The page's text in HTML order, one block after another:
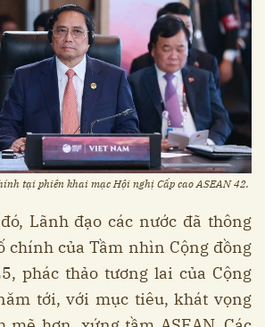
tại phiên khai mạc Hội nghị Cấp cao ASEAN 42.
Lãnh đạo các nước đã thông
chính của Tầm nhìn Cộng đồng
phác thảo tương lai của Cộng
tới, với mục tiêu, khát vọng